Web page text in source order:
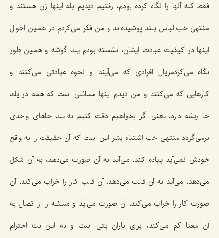
فقط كله آنها را نگاه كرده بودم، رفتیم دیدیم بله اینها زن هستند و
منتهی خب لباس بلند پوشیده‌اند و من فكر می‌كردم در همین احوال
اینها در كیفیت عبادت ایشان، نشسته بودم یك گوشه و همین طور
نگاه می‌كردمریال افرادی كه می‌آیند و نحوه عبادتی می‌كنند و
كارهایی كه می‌كنند و من دیدم اینها مسائلی است كه همه در یك
جا ریشه دارد، یعنی اگر بخواهیم دقت كنیم به یك جاهای واحدی
برمی‌گردد منتهی خب اشتباه بشر این است كه آن حقیقت را به واقع
خودش نمی‌آید پیاده كند، می‌آید به آن صورت می‌دهد، به آن شكل
می‌دهد، می‌آید به آن قالب می‌دهد، آن قالب كار را خراب می‌كند، آن
صورت كار را خراب می‌كند، آن صورت می‌آید و مسئله را از اتصال به
آن معنا كم می‌كند، برای باران بتی است و به این بت احترام